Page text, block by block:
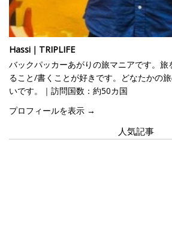
Hassi｜TRIPLIFE
バックパッカーあがりの旅マニアです。
ること/書くことが好きです。どなたかの
いです。｜訪問国数：約50カ国
プロフィールを表示 →
人気記事